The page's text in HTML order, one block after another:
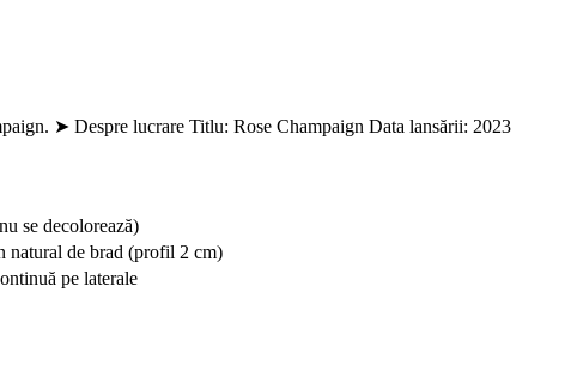
➤ Despre lucrare Titlu: Rose Champaign Data lansării: 2023
se decolorează)
natural de brad (profil 2 cm)
pe laterale